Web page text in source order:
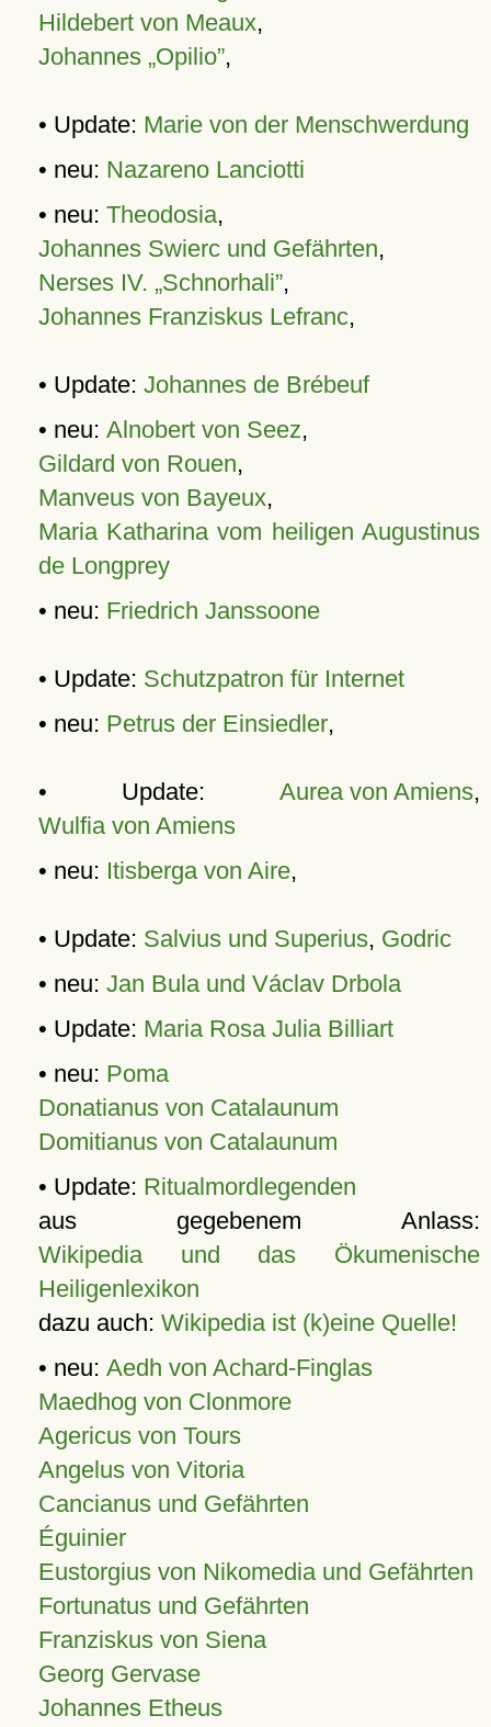
Hildebert von Meaux,
Johannes „Opilio”,
• Update: Marie von der Menschwerdung
• neu: Nazareno Lanciotti
• neu: Theodosia,
Johannes Swierc und Gefährten,
Nerses IV. „Schnorhali”,
Johannes Franziskus Lefranc,
• Update: Johannes de Brébeuf
• neu: Alnobert von Seez,
Gildard von Rouen,
Manveus von Bayeux,
Maria Katharina vom heiligen Augustinus
de Longprey
• neu: Friedrich Janssoone
• Update: Schutzpatron für Internet
• neu: Petrus der Einsiedler,
• Update: Aurea von Amiens,
Wulfia von Amiens
• neu: Itisberga von Aire,
• Update: Salvius und Superius, Godric
• neu: Jan Bula und Václav Drbola
• Update: Maria Rosa Julia Billiart
• neu: Poma
Donatianus von Catalaunum
Domitianus von Catalaunum
• Update: Ritualmordlegenden
aus gegebenem Anlass:
Wikipedia und das Ökumenische
Heiligenlexikon
dazu auch: Wikipedia ist (k)eine Quelle!
• neu: Aedh von Achard-Finglas
Maedhog von Clonmore
Agericus von Tours
Angelus von Vitoria
Cancianus und Gefährten
Éguinier
Eustorgius von Nikomedia und Gefährten
Fortunatus und Gefährten
Franziskus von Siena
Georg Gervase
Johannes Etheus